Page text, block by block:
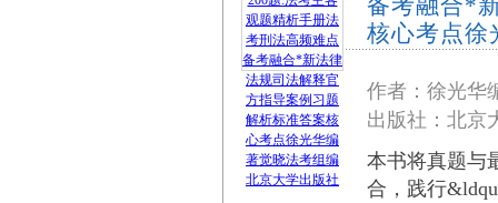
备考融合*
核心考点徐
作者：徐光华
出版社：北
本书将真题与
合，践行